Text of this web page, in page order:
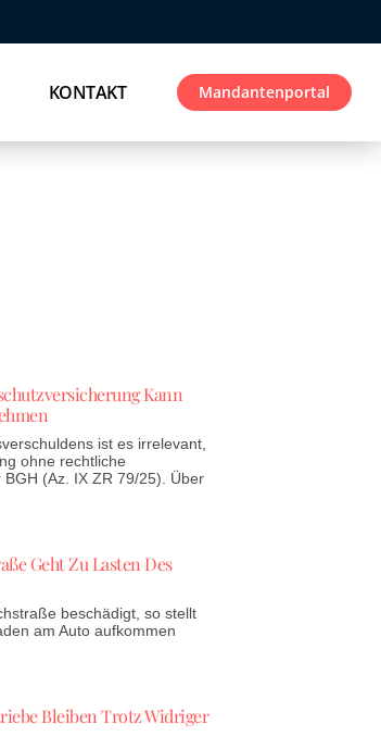
KONTAKT Mandantenportal
Kann
ist es irrelevant,
ohne rechtliche
(Az. IX ZR 79/25). Über
Geht Zu Lasten Des
beschädigt, so stellt
am Auto aufkommen
Bleiben Trotz Widriger